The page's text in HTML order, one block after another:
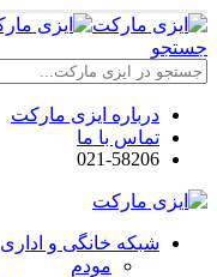
جستجو
درباره ایزی مارکت
تماس با ما
021-58206
شبکه خانگی و اداری
مودم